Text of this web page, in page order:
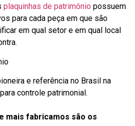
plaquinhas de patrimônio possuem
para cada peça em que são
em qual setor e em qual local
e referência no Brasil na
controle patrimonial.
mais fabricamos são os